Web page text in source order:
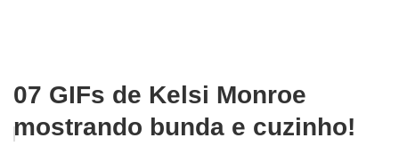
07 GIFs de Kelsi Monroe
mostrando bunda e cuzinho!